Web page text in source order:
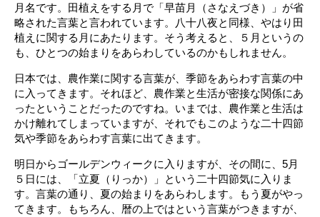
月名です。田植えをする月で「早苗月（さなえづき）」が省
略された言葉と言われています。八十八夜と同様、やはり田
植えに関する月にあたります。そう考えると、５月というの
も、ひとつの始まりをあらわしているのかもしれません。
日本では、農作業に関する言葉が、季節をあらわす言葉の中
に入ってきます。それほど、農作業と生活が密接な関係にあ
ったということだったのですね。いまでは、農作業と生活は
かけ離れてしまっていますが、それでもこのような二十四節
気や季節をあらわす言葉に出てきます。
明日からゴールデンウィークに入りますが、その間に、5月
５日には、「立夏（りっか）」という二十四節気に入りま
す。言葉の通り、夏の始まりをあらわします。もう夏がやっ
てきます。もちろん、暦の上ではという言葉がつきますが、